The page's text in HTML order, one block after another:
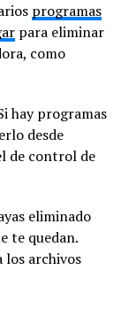
programas
para eliminar
como
hay programas
desde
de control de
eliminado
te quedan.
los archivos